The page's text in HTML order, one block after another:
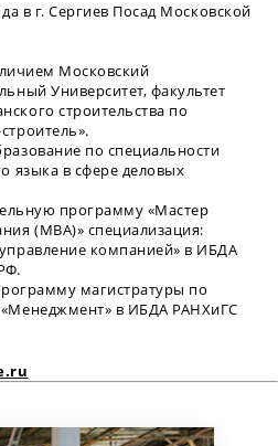
в г. Сергиев Посад Московской
Московский
Университет, факультет
строительства по
по специальности
языка в сфере деловых
программу «Мастер
(MBA)» специализация:
компанией» в ИБДА
магистратуры по
в ИБДА РАНХиГС